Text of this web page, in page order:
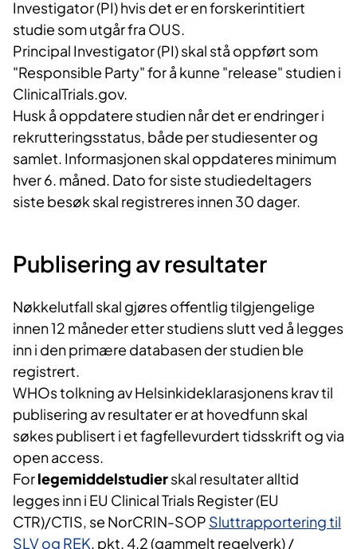
Investigator (PI) hvis det er en forskerintitiert
studie som utgår fra OUS.
Principal Investigator (PI) skal stå oppført som
"Responsible Party" for å kunne "release" studien i
ClinicalTrials.gov.
Husk å oppdatere studien når det er endringer i
rekrutteringsstatus, både per studiesenter og
samlet. Informasjonen skal oppdateres minimum
hver 6. måned. Dato for siste studiedeltagers
siste besøk skal registreres innen 30 dager.
Publisering av resultater
Nøkkelutfall skal gjøres offentlig tilgjengelige
innen 12 måneder etter studiens slutt ved å legges
inn i den primære databasen der studien ble
registrert.
WHOs tolkning av Helsinkideklarasjonens krav til
publisering av resultater er at hovedfunn skal
søkes publisert i et fagfellevurdert tidsskrift og via
open access.
Forlegemiddelstudierskal resultater alltid
legges inn i EU Clinical Trials Register (EU
CTR)/CTIS, se NorCRIN-SOP Sluttrapportering til
SLV og REK, pkt. 4.2 (gammelt regelverk) /